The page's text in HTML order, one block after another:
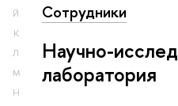
Й
К
Л
М
Н
Сотрудники
Научно-
лаборатория